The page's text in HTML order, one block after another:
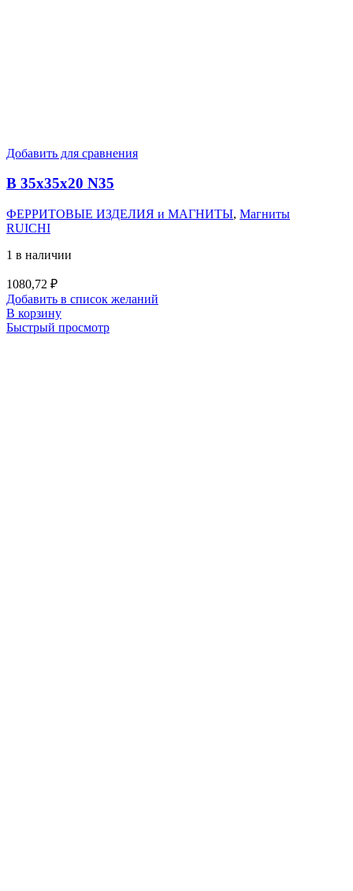
Добавить для сравнения
B 35x35x20 N35
ФЕРРИТОВЫЕ ИЗДЕЛИЯ и МАГНИТЫ, Магниты
RUICHI
1 в наличии
1080,72 ₽
Добавить в список желаний
В корзину
Быстрый просмотр